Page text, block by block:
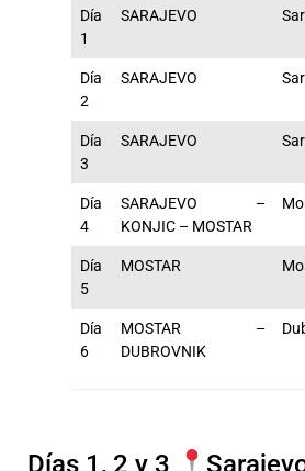
Día
1
SARAJEVO
Día
2
SARAJEVO
Día
3
SARAJEVO
Día
4
SARAJEVO –
KONJIC – MOSTAR
Día
5
MOSTAR
Día
6
MOSTAR –
DUBROVNIK
Días 1, 2 y 3